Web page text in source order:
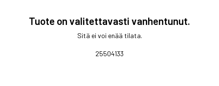
Tuote on valitettavasti vanhentunut.
Sitä ei voi enää tilata.
25504133